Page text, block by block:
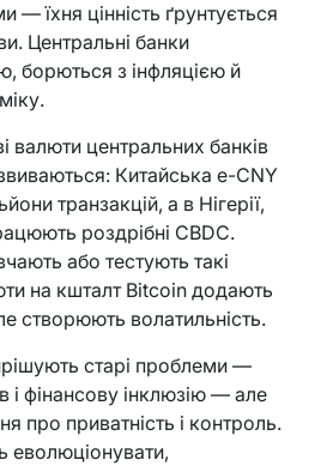
— їхня цінність ґрунтується
Центральні банки
борються з інфляцією й
валюти центральних банків
Китайська e-CNY
транзакцій, а в Нігерії,
роздрібні CBDC.
або тестують такі
на кшталт Bitcoin додають
створюють волатильність.
старі проблеми —
і фінансову інклюзію — але
про приватність і контроль.
еволюціонувати,